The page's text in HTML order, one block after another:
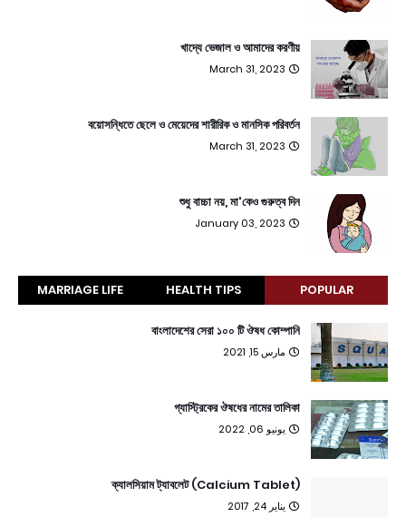
খাদ্যে ভেজাল ও আমাদের করণীয়
March 31, 2023
বয়োসন্ধিতে ছেলে ও মেয়েদের শারীরিক ও মানসিক পরিবর্তন
March 31, 2023
শুধু বাচ্চা নয়, মা'কেও গুরুত্ব দিন
January 03, 2023
POPULAR
HEALTH TIPS
MARRIAGE LIFE
বাংলাদেশের সেরা ১০০ টি ঔষধ কোম্পানি
مارس 15, 2021
গ্যাস্ট্রিকের ঔষধের নামের তালিকা
يونيو 06, 2022
ক্যালসিয়াম ট্যাবলেট (Calcium Tablet)
يناير 24, 2017